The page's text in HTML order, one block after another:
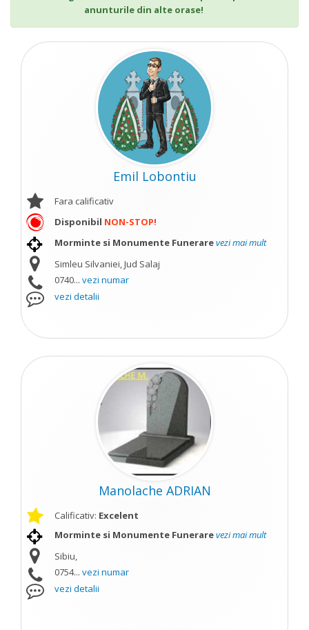
anunturile din alte orase!
Emil Lobontiu
Fara calificativ
Disponibil NON-STOP!
Morminte si Monumente Funerarevezi mai mult
Simleu Silvaniei, Jud Salaj
0740... vezi numar
vezi detalii
Manolache ADRIAN
Calificativ: Excelent
Morminte si Monumente Funerarevezi mai mult
Sibiu,
0754... vezi numar
vezi detalii